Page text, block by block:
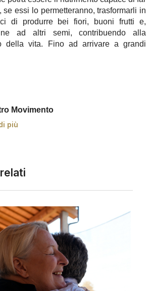
se essi lo permetteranno, trasformarli in
di produrre bei fiori, buoni frutti e,
ad altri semi, contribuendo alla
della vita. Fino ad arrivare a grandi
Movimento
più